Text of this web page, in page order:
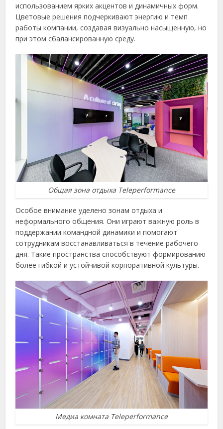
использованием ярких акцентов и динамичных форм.
Цветовые решения подчеркивают энергию и темп
работы компании, создавая визуально насыщенную, но
при этом сбалансированную среду.
Общая зона отдыха Teleperformance
Особое внимание уделено зонам отдыха и
неформального общения. Они играют важную роль в
поддержании командной динамики и помогают
сотрудникам восстанавливаться в течение рабочего
дня. Такие пространства способствуют формированию
более гибкой и устойчивой корпоративной культуры.
Медиа комната Teleperformance